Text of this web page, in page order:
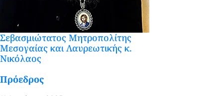
Σεβασμιώτατος Μητροπολίτης
Μεσογαίας και Λαυρεωτικής κ.
Νικόλαος
Πρόεδρος